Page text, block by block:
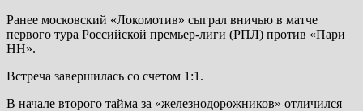
Ранее московский «Локомотив» сыграл вничью в матче
первого тура Российской премьер-лиги (РПЛ) против «Пари
НН».
Встреча завершилась со счетом 1:1.
В начале второго тайма за «железнодорожников» отличился